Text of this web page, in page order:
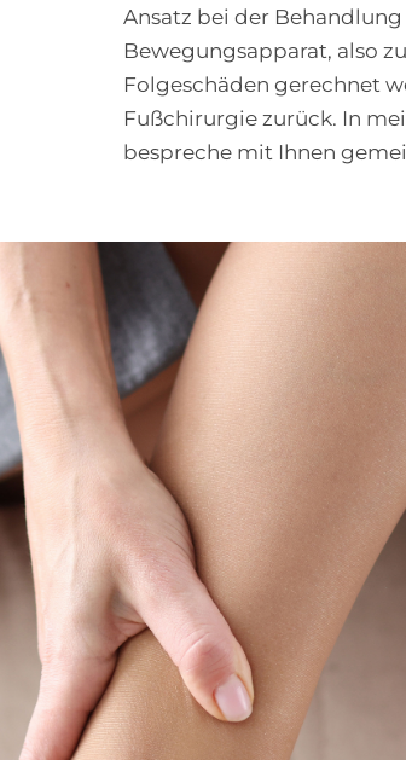
Ansatz bei der
Bewegungsapparat, also
Folgeschäden gerechnet
Fußchirurgie zurück. In
bespreche mit Ihnen